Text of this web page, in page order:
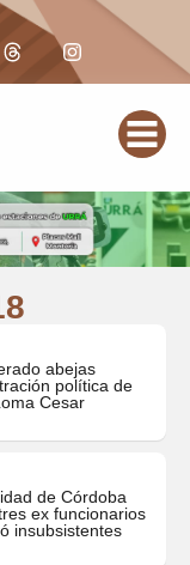
abejas
política de
Cesar
de Córdoba
ex funcionarios
insubsistentes